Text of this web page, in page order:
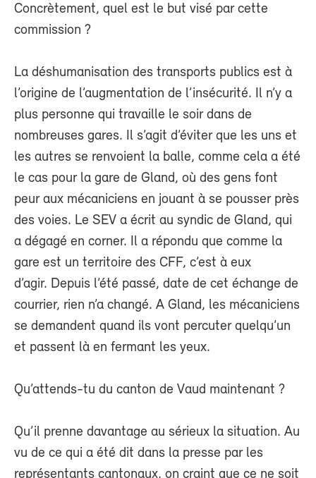
Concrètement, quel est le but visé par cette
commission ?
La déshumanisation des transports publics est à
l’origine de l’augmentation de l’insécurité. Il n’y a
plus personne qui travaille le soir dans de
nombreuses gares. Il s’agit d’éviter que les uns et
les autres se renvoient la balle, comme cela a été
le cas pour la gare de Gland, où des gens font
peur aux mécaniciens en jouant à se pousser près
des voies. Le SEV a écrit au syndic de Gland, qui
a dégagé en corner. Il a répondu que comme la
gare est un territoire des CFF, c’est à eux
d’agir. Depuis l’été passé, date de cet échange de
courrier, rien n’a changé. A Gland, les mécaniciens
se demandent quand ils vont percuter quelqu’un
et passent là en fermant les yeux.
Qu’attends-tu du canton de Vaud maintenant ?
Qu’il prenne davantage au sérieux la situation. Au
vu de ce qui a été dit dans la presse par les
représentants cantonaux, on craint que ce ne soit